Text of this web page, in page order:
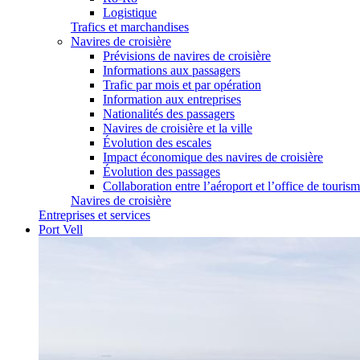
Logistique
Trafics et marchandises
Navires de croisière
Prévisions de navires de croisière
Informations aux passagers
Trafic par mois et par opération
Information aux entreprises
Nationalités des passagers
Navires de croisière et la ville
Évolution des escales
Impact économique des navires de croisière
Évolution des passages
Collaboration entre l’aéroport et l’office de
Navires de croisière
Entreprises et services
Port Vell